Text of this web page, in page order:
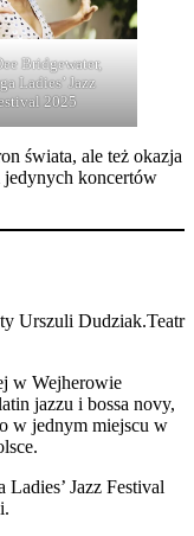
Bridgewater,
Ladies’ Jazz
2025
świata, ale też okazja
jedynych koncertów
Urszuli Dudziak.Teatr
w Wejherowie
jazzu i bossa novy,
w jednym miejscu w
Jazz Festival